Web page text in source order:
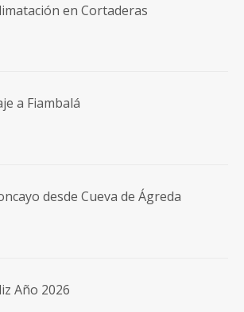
en Cortaderas
a Fiambalá
desde Cueva de Ágreda
Año 2026